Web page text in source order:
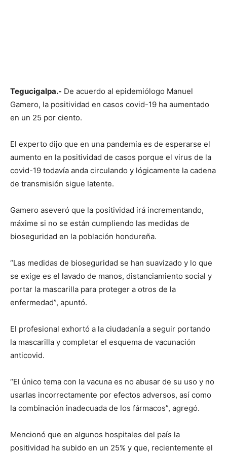
Tegucigalpa.- De acuerdo al epidemiólogo Manuel
Gamero, la positividad en casos covid-19 ha aumentado
en un 25 por ciento.
El experto dijo que en una pandemia es de esperarse el
aumento en la positividad de casos porque el virus de la
covid-19 todavía anda circulando y lógicamente la cadena
de transmisión sigue latente.
Gamero aseveró que la positividad irá incrementando,
máxime si no se están cumpliendo las medidas de
bioseguridad en la población hondureña.
“Las medidas de bioseguridad se han suavizado y lo que
se exige es el lavado de manos, distanciamiento social y
portar la mascarilla para proteger a otros de la
enfermedad”, apuntó.
El profesional exhortó a la ciudadanía a seguir portando
la mascarilla y completar el esquema de vacunación
anticovid.
“El único tema con la vacuna es no abusar de su uso y no
usarlas incorrectamente por efectos adversos, así como
la combinación inadecuada de los fármacos”, agregó.
Mencionó que en algunos hospitales del país la
positividad ha subido en un 25% y que, recientemente el